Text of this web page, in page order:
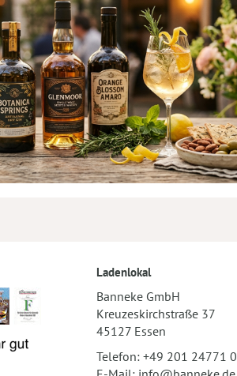
Ladenlokal
Banneke GmbH
Kreuzeskirchstraße 37
45127 Essen
Telefon: +49 201 24771 0